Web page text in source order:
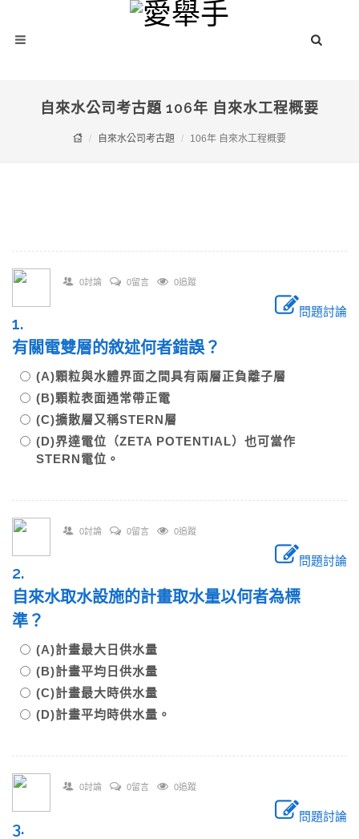
自來水公司考古題 106年 自來水工程概要
自來水公司考古題 106年 自來水工程概要
0討論 0留言 0追蹤
問題討論
1.
有關電雙層的敘述何者錯誤？
(A)顆粒與水體界面之間具有兩層正負離子層
(B)顆粒表面通常帶正電
(C)擴散層又稱STERN層
(D)界達電位（ZETA POTENTIAL）也可當作
STERN電位。
0討論 0留言 0追蹤
問題討論
2.
自來水取水設施的計畫取水量以何者為標
準？
(A)計畫最大日供水量
(B)計畫平均日供水量
(C)計畫最大時供水量
(D)計畫平均時供水量。
0討論 0留言 0追蹤
問題討論
3.